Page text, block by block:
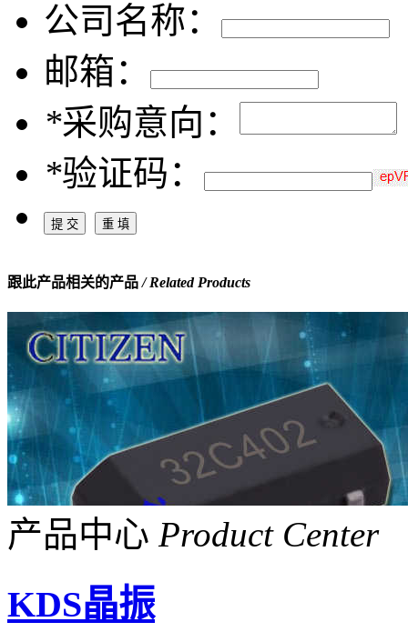
公司名称：
邮箱：
*采购意向：
*验证码：
跟此产品相关的产品/ Related Products
产品中心 Product Center
KDS晶振